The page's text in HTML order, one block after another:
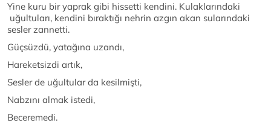
Yine kuru bir yaprak gibi hissetti kendini. Kulaklarındaki
uğultuları, kendini bıraktığı nehrin azgın akan sularındaki
sesler zannetti.
Güçsüzdü, yatağına uzandı,
Hareketsizdi artık,
Sesler de uğultular da kesilmişti,
Nabzını almak istedi,
Beceremedi.